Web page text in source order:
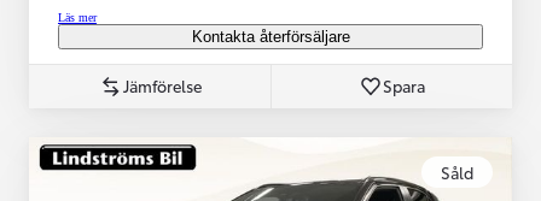
Läs mer
Kontakta återförsäljare
Jämförelse Spara
Såld